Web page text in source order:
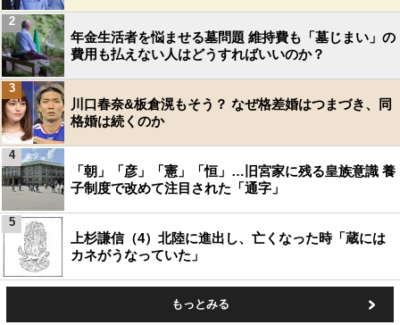
年金生活者を悩ませる墓問題 維持費も「墓じまい」の
費用も払えない人はどうすればいいのか？
2
川口春奈&板倉滉もそう？ なぜ格差婚はつまづき、同
格婚は続くのか
3
「朝」「彦」「憲」「恒」…旧宮家に残る皇族意識 養
子制度で改めて注目された「通字」
4
上杉謙信（4）北陸に進出し、亡くなった時「蔵には
カネがうなっていた」
5
もっとみる